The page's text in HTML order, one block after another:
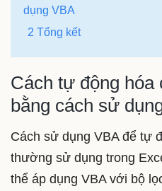
dụng VBA
2 Tổng kết
Cách tự động hóa
bằng cách sử
Cách sử dụng VBA để tự
thường sử dụng trong
thể áp dụng VBA với bộ